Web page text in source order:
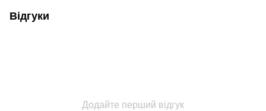
Відгуки
Додайте перший відгук